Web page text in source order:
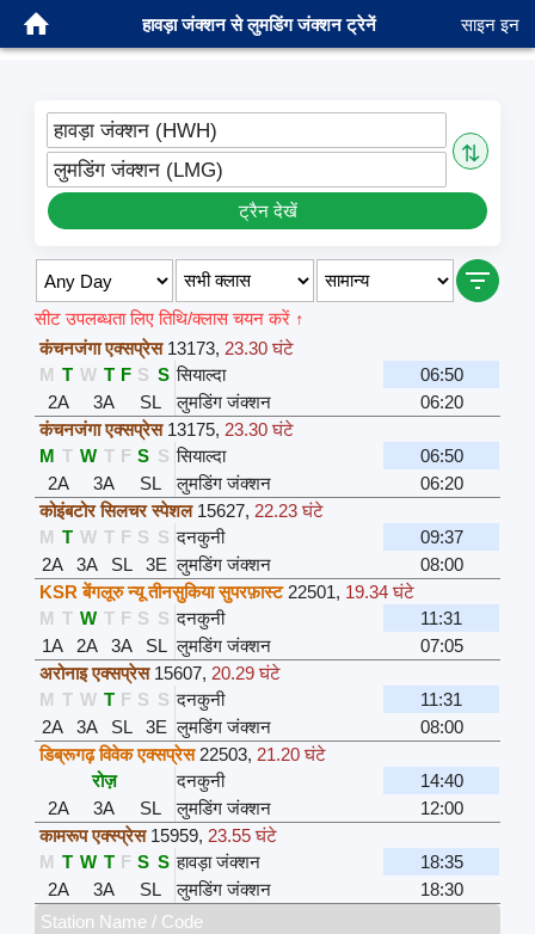
हावड़ा जंक्शन से लुमडिंग जंक्शन ट्रेनें साइन इन
हावड़ा जंक्शन (HWH)
⇅
लुमडिंग जंक्शन (LMG)
ट्रैन देखें
सीट उपलब्धता लिए तिथि/क्लास चयन करें ↑
कंचनजंगा एक्सप्रेस 13173, 23.30 घंटे
M T W T F S S सियाल्दा
06:50
2A
3A SL लुमडिंग जंक्शन
06:20
कंचनजंगा एक्सप्रेस 13175, 23.30 घंटे
M T W T F S S सियाल्दा
06:50
2A
3A SL लुमडिंग जंक्शन
06:20
कोइंबटोर सिलचर स्पेशल 15627, 22.23 घंटे
M T W T F S S दनकुनी
09:37
2A
3A SL 3E लुमडिंग जंक्शन
08:00
KSR बेंगलूरु न्यू तीनसुकिया सुपरफ़ास्ट 22501, 19.34 घंटे
M T W T F S S दनकुनी
11:31
1A
2A 3A SL लुमडिंग जंक्शन
07:05
अरोनाइ एक्सप्रेस 15607, 20.29 घंटे
M T W T F S S दनकुनी
11:31
2A
3A SL 3E लुमडिंग जंक्शन
08:00
डिब्रूगढ़ विवेक एक्सप्रेस 22503, 21.20 घंटे
रोज़
दनकुनी
14:40
2A
3A SL लुमडिंग जंक्शन
12:00
कामरूप एक्स्प्रेस 15959, 23.55 घंटे
M T W T F S S हावड़ा जंक्शन
18:35
2A
3A SL लुमडिंग जंक्शन
18:30
Station Name / Code